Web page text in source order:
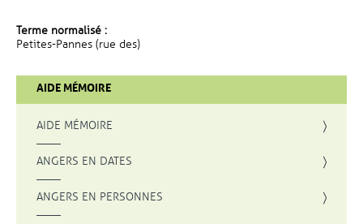
Terme normalisé :
Petites-Pannes (rue des)
AIDE MÉMOIRE
AIDE MÉMOIRE
ANGERS EN DATES
ANGERS EN PERSONNES